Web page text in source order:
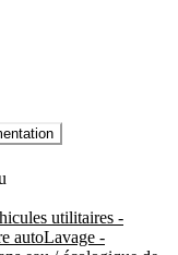
utilitaires -
autoLavage -